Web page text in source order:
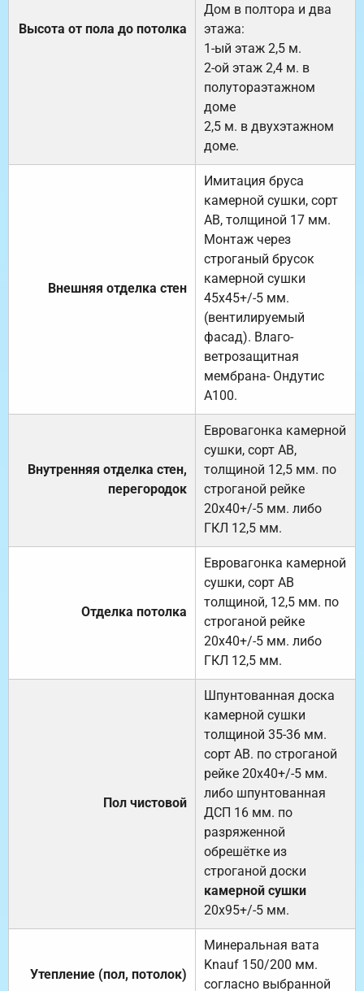
Высота от пола до потолка
Дом в полтора и два
этажа:
1-ый этаж 2,5 м.
2-ой этаж 2,4 м. в
полутораэтажном
доме
2,5 м. в двухэтажном
доме.
Внешняя отделка стен
Имитация бруса
камерной сушки, сорт
АВ, толщиной 17 мм.
Монтаж через
строганый брусок
камерной сушки
45х45+/-5 мм.
(вентилируемый
фасад). Влаго-
ветрозащитная
мембрана- Ондутис
А100.
Внутренняя отделка стен,
перегородок
Евровагонка камерной
сушки, сорт АВ,
толщиной 12,5 мм. по
строганой рейке
20х40+/-5 мм. либо
ГКЛ 12,5 мм.
Отделка потолка
Евровагонка камерной
сушки, сорт АВ
толщиной, 12,5 мм. по
строганой рейке
20х40+/-5 мм. либо
ГКЛ 12,5 мм.
Пол чистовой
Шпунтованная доска
камерной сушки
толщиной 35-36 мм.
сорт АВ. по строганой
рейке 20х40+/-5 мм.
либо шпунтованная
ДСП 16 мм. по
разряженной
обрешётке из
строганой доски
камерной сушки
20х95+/-5 мм.
Утепление (пол, потолок)
Минеральная вата
Knauf 150/200 мм.
согласно выбранной